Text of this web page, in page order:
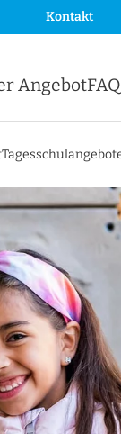
Kontakt
AngebotFAQ